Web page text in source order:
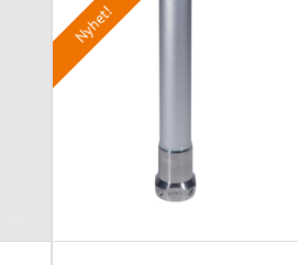
Nyhet!